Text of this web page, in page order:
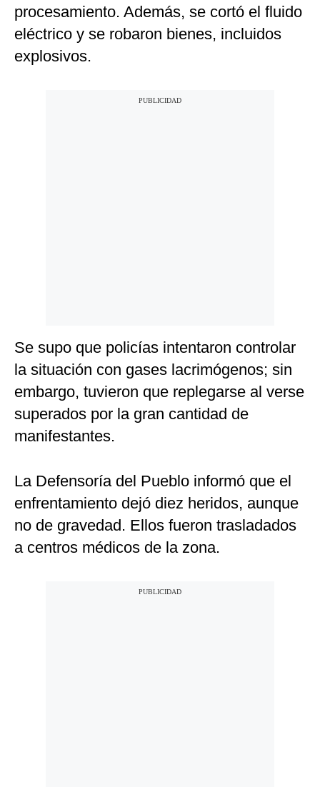
procesamiento. Además, se cortó el fluido
eléctrico y se robaron bienes, incluidos
explosivos.
Se supo que policías intentaron controlar
la situación con gases lacrimógenos; sin
embargo, tuvieron que replegarse al verse
superados por la gran cantidad de
manifestantes.
La Defensoría del Pueblo informó que el
enfrentamiento dejó diez heridos, aunque
no de gravedad. Ellos fueron trasladados
a centros médicos de la zona.